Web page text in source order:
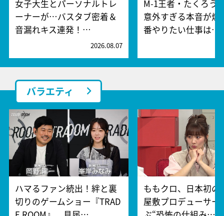
女子大生とパーソナルトレ
ーナーが…バスタブ密着＆
音漏れキス連発！…
2026.08.07
M-1王者・たくろう
意外すぎる本音が爆
番やりたい仕事は…
バラエティ
ハマるファン続出！絆と裏
切りのゲームショー『TRAD
ももクロ、日本初の
屋敷プロデューサー